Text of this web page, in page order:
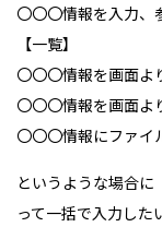
〇〇〇情報を入力、
【一覧】
〇〇〇情報を画面よ
〇〇〇情報を画面よ
〇〇〇情報にファイ
というような場合
って一括で入力した